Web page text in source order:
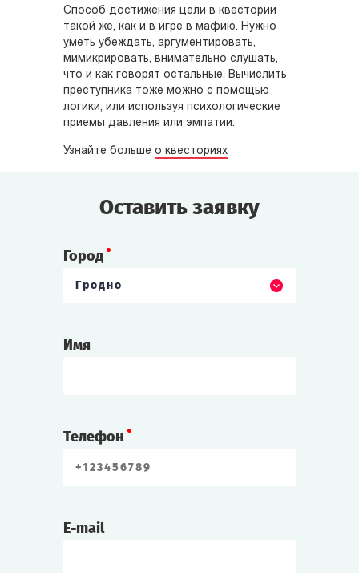
Способ достижения цели в квестории
такой же, как и в игре в мафию. Нужно
уметь убеждать, аргументировать,
мимикрировать, внимательно слушать,
что и как говорят остальные. Вычислить
преступника тоже можно с помощью
логики, или используя психологические
приемы давления или эмпатии.
Узнайте больше о квесториях
Оставить заявку
Город
Гродно
Имя
Телефон
E-mail